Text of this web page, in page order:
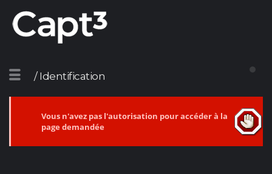
/ Identification
Vous n'avez pas l'autorisation pour accéder à la
page demandée